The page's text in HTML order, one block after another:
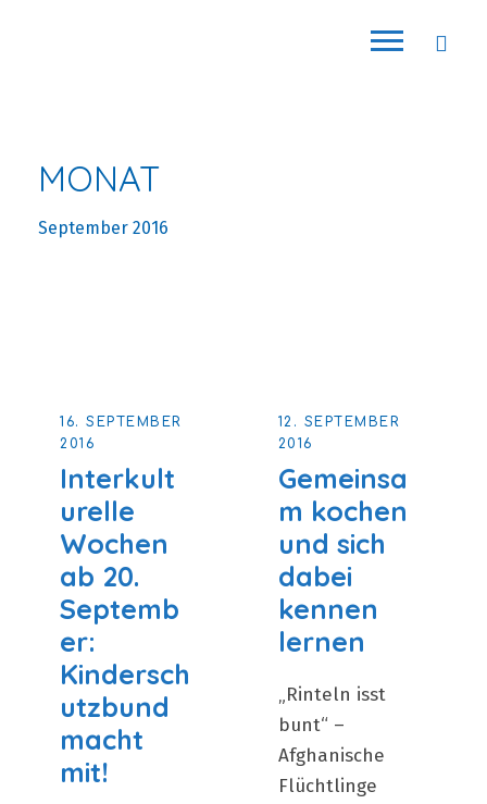
MONAT
September 2016
16. SEPTEMBER
2016
Interkult
urelle
Wochen
ab 20.
Septemb
er:
Kindersch
utzbund
macht
mit!
12. SEPTEMBER
2016
Gemeinsa
m kochen
und sich
dabei
kennen
lernen
„Rinteln isst
bunt“ –
Afghanische
Flüchtlinge